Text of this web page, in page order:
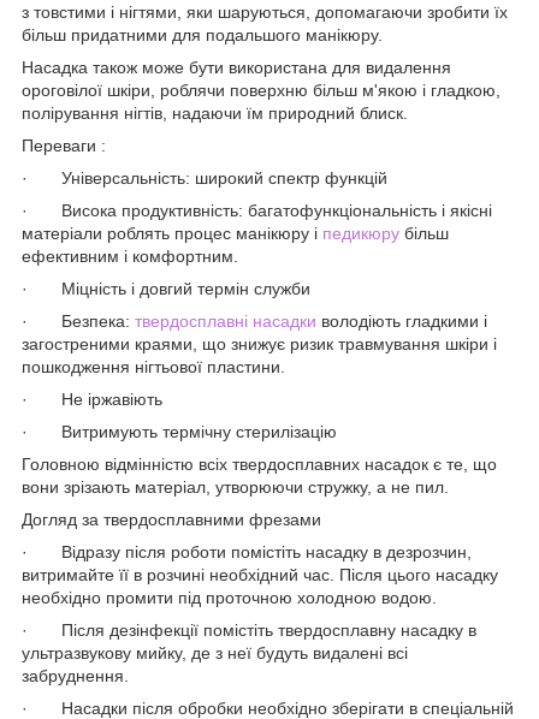
з товстими і нігтями, яки шаруються, допомагаючи зробити їх
більш придатними для подальшого манікюру.
Насадка також може бути використана для видалення
ороговілої шкіри, роблячи поверхню більш м'якою і гладкою,
полірування нігтів, надаючи їм природний блиск.
Переваги :
· Універсальність: широкий спектр функцій
· Висока продуктивність: багатофункціональність і якісні
матеріали роблять процес манікюру і педикюру більш
ефективним і комфортним.
· Міцність і довгий термін служби
· Безпека: твердосплавні насадки володіють гладкими і
загостреними краями, що знижує ризик травмування шкіри і
пошкодження нігтьової пластини.
· Не іржавіють
· Витримують термічну стерилізацію
Головною відмінністю всіх твердосплавних насадок є те, що
вони зрізають матеріал, утворюючи стружку, а не пил.
Догляд за твердосплавними фрезами
· Відразу після роботи помістіть насадку в дезрозчин,
витримайте її в розчині необхідний час. Після цього насадку
необхідно промити під проточною холодною водою.
· Після дезінфекції помістіть твердосплавну насадку в
ультразвукову мийку, де з неї будуть видалені всі
забруднення.
· Насадки після обробки необхідно зберігати в спеціальній